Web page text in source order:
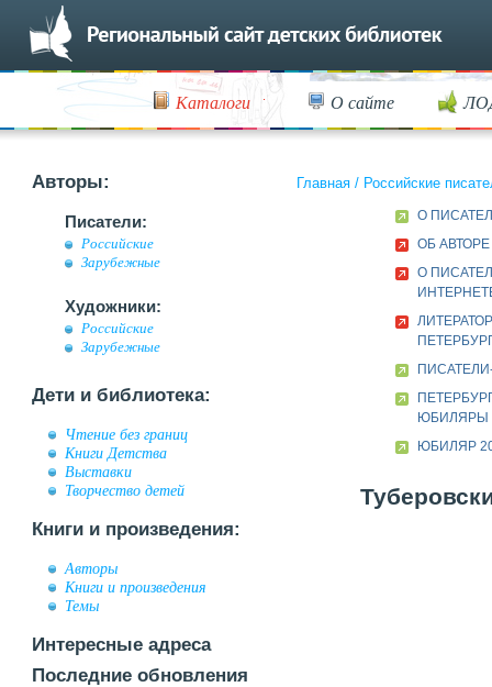
Каталоги О сайте
Авторы:
Писатели:
Российские
Зарубежные
Художники:
Российские
Зарубежные
Дети и библиотека:
Чтение без границ
Книги Детства
Выставки
Творчество детей
Книги и произведения:
Авторы
Книги и произведения
Темы
Интересные адреса
Последние обновления
Главная / Российские
О
ОБ АВТОРЕ
О
ЮБИЛЯРЫ
ЮБИЛЯР